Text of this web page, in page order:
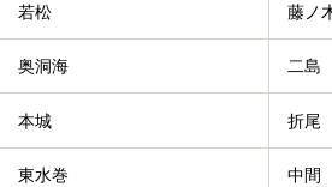
若松 藤ノ
奥洞海 二島
本城 折尾
東水巻 中間